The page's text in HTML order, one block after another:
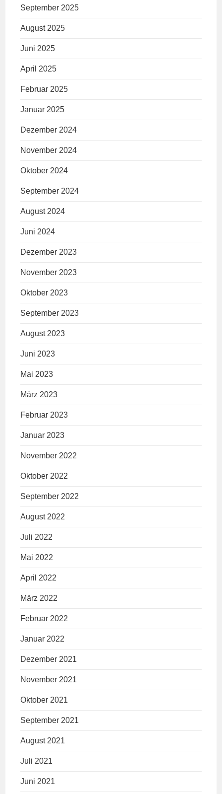
September 2025
August 2025
Juni 2025
April 2025
Februar 2025
Januar 2025
Dezember 2024
November 2024
Oktober 2024
September 2024
August 2024
Juni 2024
Dezember 2023
November 2023
Oktober 2023
September 2023
August 2023
Juni 2023
Mai 2023
März 2023
Februar 2023
Januar 2023
November 2022
Oktober 2022
September 2022
August 2022
Juli 2022
Mai 2022
April 2022
März 2022
Februar 2022
Januar 2022
Dezember 2021
November 2021
Oktober 2021
September 2021
August 2021
Juli 2021
Juni 2021